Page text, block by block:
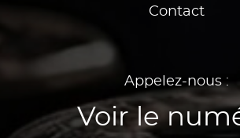
Contact
Appelez-nous :
Voir le